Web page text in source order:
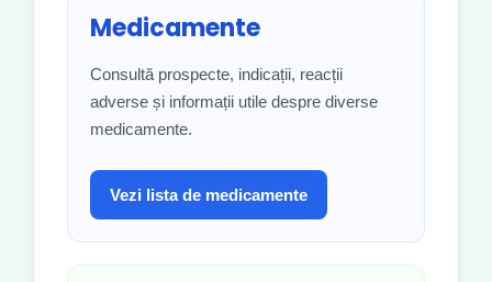
Medicamente
Consultă prospecte, indicații, reacții
adverse și informații utile despre diverse
medicamente.
Vezi lista de medicamente